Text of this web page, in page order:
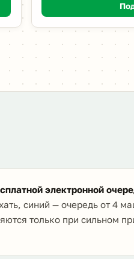
электронной
синий — очередь от 4
только при сильном